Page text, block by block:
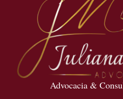
Advocacia &